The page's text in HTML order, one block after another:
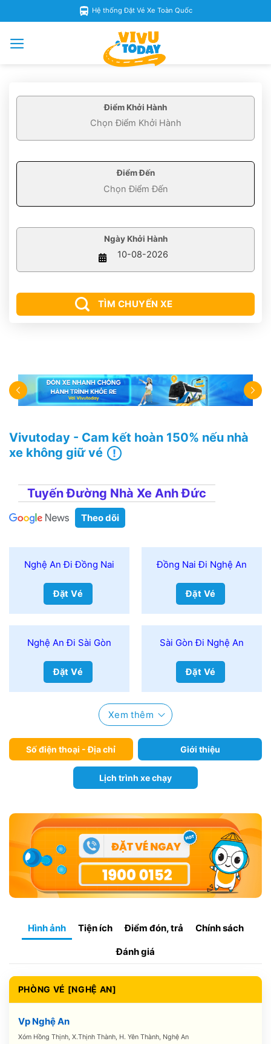
Hệ thống Đặt Vé Xe Toàn Quốc
Điểm Khởi Hành
Điểm Đến
Ngày Khởi Hành
TÌM CHUYẾN XE
Vivutoday - Cam kết hoàn 150% nếu nhà
xe không giữ vé
Tuyến Đường Nhà Xe Anh Đức
Theo dõi
Nghệ An Đi Đồng Nai
Đặt Vé
Đồng Nai Đi Nghệ An
Đặt Vé
Nghệ An Đi Sài Gòn
Đặt Vé
Sài Gòn Đi Nghệ An
Đặt Vé
Xem thêm
Số điện thoại - Địa chỉ Giới thiệu
Lịch trình xe chạy
Hình ảnh Tiện ích Điểm đón, trả Chính sách
Đánh giá
PHÒNG VÉ [NGHỆ AN]
Vp Nghệ An
Xóm Hồng Thịnh, X.Thịnh Thành, H. Yên Thành, Nghệ An